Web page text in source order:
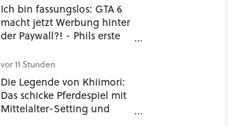
Ich bin fassungslos: GTA 6
macht jetzt Werbung hinter
der Paywall?! - Phils erste
Deal
vor 11 Stunden
Die Legende von Khiimori:
Das schicke Pferdespiel mit
Mittelalter-Setting und